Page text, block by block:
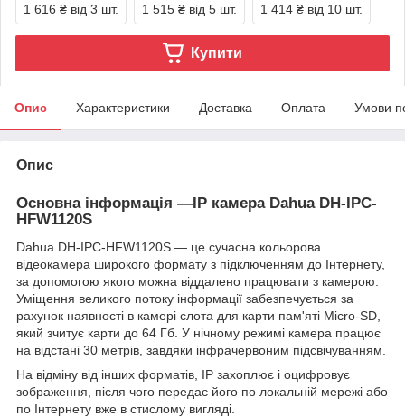
1 616 ₴ від 3 шт. 1 515 ₴ від 5 шт. 1 414 ₴ від 10 шт.
Купити
Опис Характеристики Доставка Оплата Умови
Опис
Основна інформація —IP камера Dahua DH-IPC-
HFW1120S
Dahua DH-IPC-HFW1120S — це сучасна кольорова
відеокамера широкого формату з підключенням до Інтернету,
за допомогою якого можна віддалено працювати з камерою.
Уміщення великого потоку інформації забезпечується за
рахунок наявності в камері слота для карти пам'яті Micro-SD,
який зчитує карти до 64 Гб. У нічному режимі камера працює
на відстані 30 метрів, завдяки інфрачервоним підсвічуванням.
На відміну від інших форматів, IP захоплює і оцифровує
зображення, після чого передає його по локальній мережі або
по Інтернету вже в стислому вигляді.